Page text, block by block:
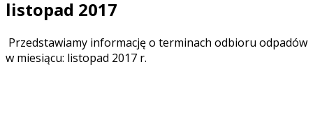
listopad 2017
Przedstawiamy informację o terminach odbioru odpadów
w miesiącu: listopad 2017 r.